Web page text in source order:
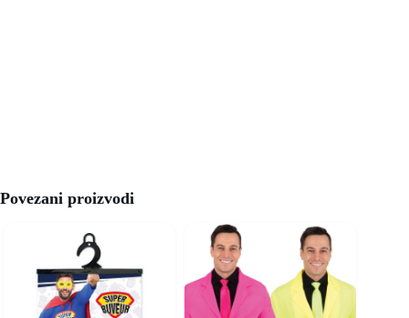
Povezani proizvodi